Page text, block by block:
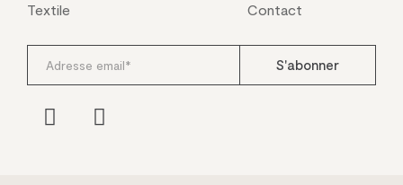
Textile
Contact
S'abonner